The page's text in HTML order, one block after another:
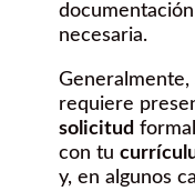
documentación
necesaria.
Generalmente,
requiere
solicitud
con tu
y, en algunos